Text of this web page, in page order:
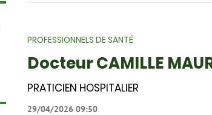
PROFESSIONNELS DE SANTÉ
Docteur CAMILLE
PRATICIEN HOSPITALIER
29/04/2026 09:50